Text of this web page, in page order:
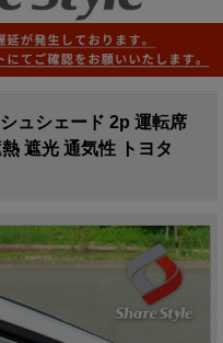
ュシェード 2p 運転席
遮光 通気性 トヨタ